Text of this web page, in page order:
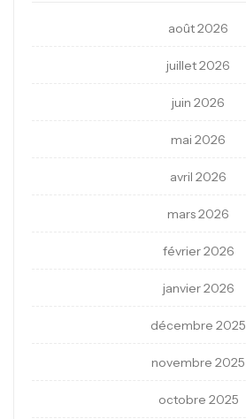
août 2026
juillet 2026
juin 2026
mai 2026
avril 2026
mars 2026
février 2026
janvier 2026
décembre 2025
novembre 2025
octobre 2025